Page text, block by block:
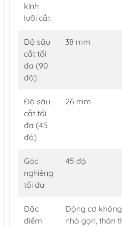
kính
lưỡi cắt
Độ sâu
cắt tối
đa (90
độ)
38 mm
Độ sâu
cắt tối
đa (45
độ)
26 mm
Góc
nghiêng
tối đa
45 độ
Đặc
điểm
Động cơ
nhỏ gọn, thân